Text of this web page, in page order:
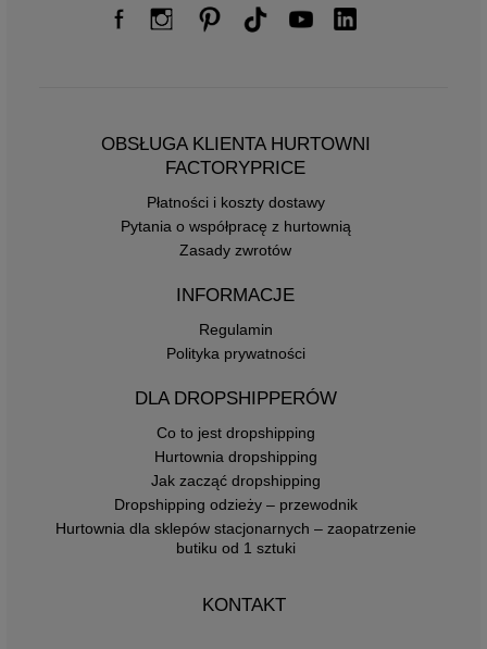
OBSŁUGA KLIENTA HURTOWNI
FACTORYPRICE
Płatności i koszty dostawy
Pytania o współpracę z hurtownią
Zasady zwrotów
INFORMACJE
Regulamin
Polityka prywatności
DLA DROPSHIPPERÓW
Co to jest dropshipping
Hurtownia dropshipping
Jak zacząć dropshipping
Dropshipping odzieży – przewodnik
Hurtownia dla sklepów stacjonarnych – zaopatrzenie
butiku od 1 sztuki
KONTAKT